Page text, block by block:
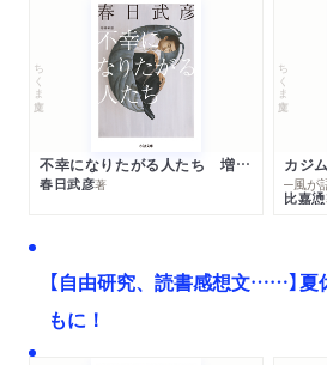
ちくま文庫
不幸になりたがる人たち 増補新版
春日武彦著
ちくま文庫
カジ
─風が
比嘉慂
【自由研究、読書感想文……】夏
もに！